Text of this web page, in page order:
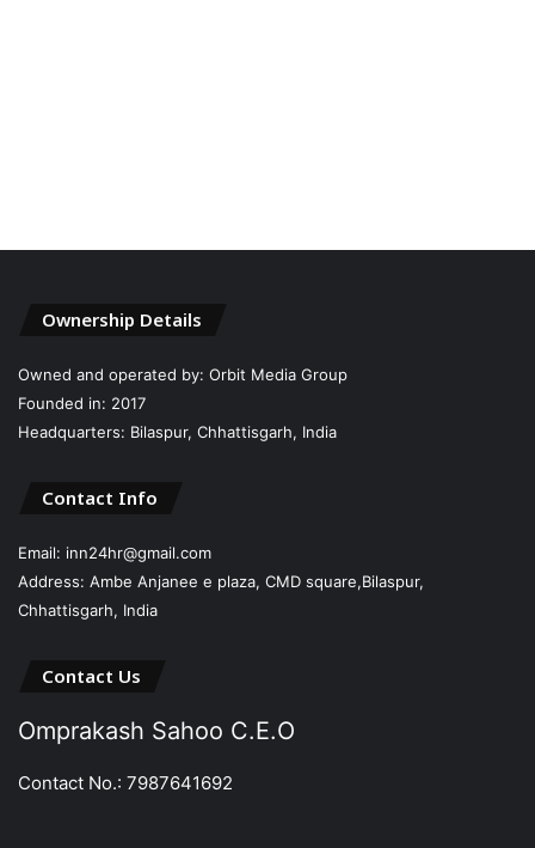
Ownership Details
Owned and operated by: Orbit Media Group
Founded in: 2017
Headquarters: Bilaspur, Chhattisgarh, India
Contact Info
Email: inn24hr@gmail.com
Address: Ambe Anjanee e plaza, CMD square,Bilaspur,
Chhattisgarh, India
Contact Us
Omprakash Sahoo C.E.O
Contact No.: 7987641692